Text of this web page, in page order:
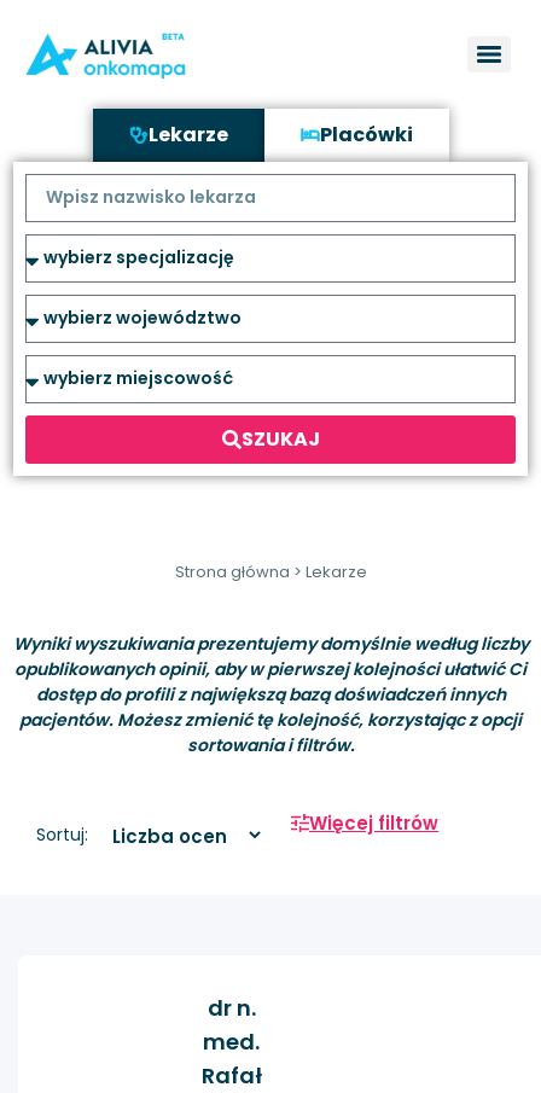
Lekarze Placówki
SZUKAJ
Strona główna > Lekarze
Wyniki wyszukiwania prezentujemy domyślnie według liczby
opublikowanych opinii, aby w pierwszej kolejności ułatwić Ci
dostęp do profili z największą bazą doświadczeń innych
pacjentów. Możesz zmienić tę kolejność, korzystając z opcji
sortowania i filtrów.
Sortuj: Więcej filtrów
dr n.
med.
Rafał